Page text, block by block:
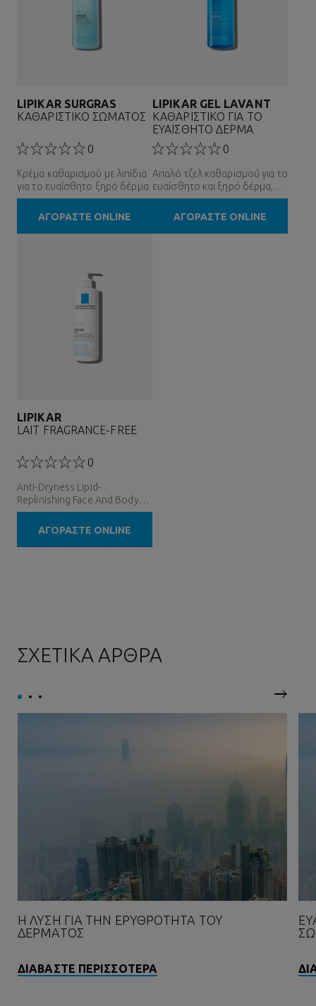
LIPIKAR SURGRAS
ΚΑΘΑΡΙΣΤΙΚΟ ΣΩΜΑΤΟΣ
0
Κρέμα καθαρισμού με λιπίδια
για το ευαίσθητο ξηρό δέρμα
ΑΓΟΡΑΣΤΕ ONLINE
LIPIKAR GEL LAVANT
ΚΑΘΑΡΙΣΤΙΚΟ ΓΙΑ ΤΟ
ΕΥΑΙΣΘΗΤΟ ΔΕΡΜΑ
0
Απαλό τζελ καθαρισμού για το
ευαίσθητο και ξηρό δέρμα,
για όλη την οικογένεια
ΑΓΟΡΑΣΤΕ ONLINE
LIPIKAR
LAIT FRAGRANCE-FREE
0
Anti-Dryness Lipid-
Replinishing Face And Body
Lotion
ΑΓΟΡΑΣΤΕ ONLINE
ΣΧΕΤΙΚΑ ΑΡΘΡΑ
Η ΛΎΣΗ ΓΙΑ ΤΗΝ ΕΡΥΘΡΌΤΗΤΑ ΤΟΥ
ΔΈΡΜΑΤΟΣ
ΔΙΑΒΑΣΤΕ ΠΕΡΙΣΣΟΤΕΡΑ